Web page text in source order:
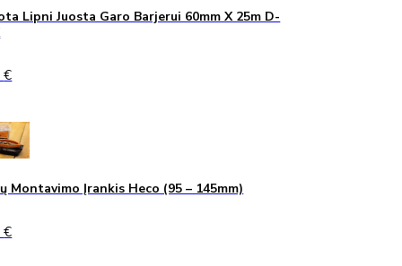
Lipni Juosta Garo Barjerui 60mm X 25m D-
€
Montavimo Įrankis Heco (95 – 145mm)
€